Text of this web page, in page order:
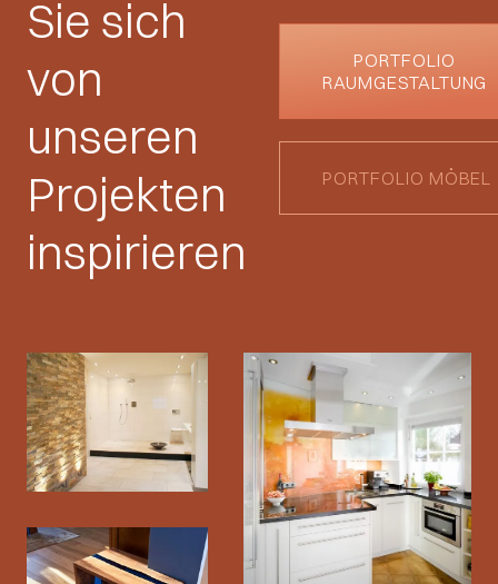
Sie sich
von
unseren
Projekten
inspirieren
PORTFOLIO
RAUMGESTALTUNG
PORTFOLIO MÖBEL